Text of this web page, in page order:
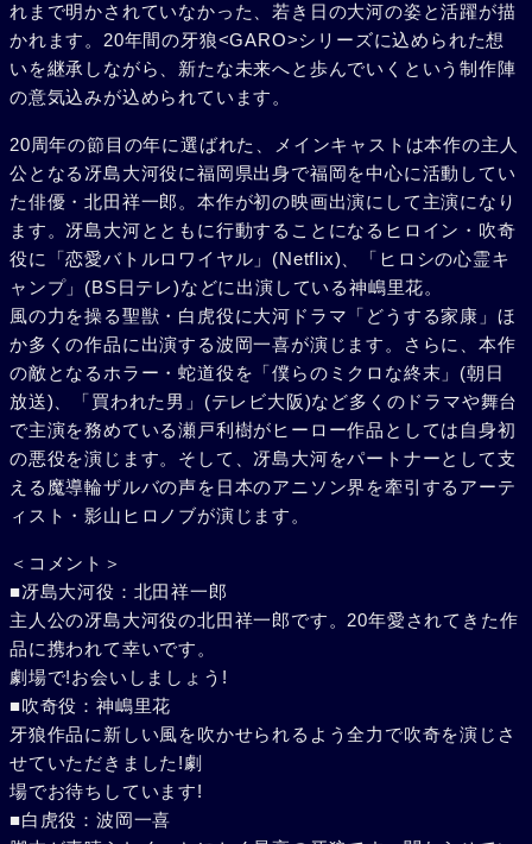
れまで明かされていなかった、若き日の大河の姿と活躍が描
かれます。20年間の牙狼<GARO>シリーズに込められた想
いを継承しながら、新たな未来へと歩んでいくという制作陣
の意気込みが込められています。
20周年の節目の年に選ばれた、メインキャストは本作の主人
公となる冴島大河役に福岡県出身で福岡を中心に活動してい
た俳優・北田祥一郎。本作が初の映画出演にして主演になり
ます。冴島大河とともに行動することになるヒロイン・吹奇
役に「恋愛バトルロワイヤル」(Netflix)、「ヒロシの心霊キ
ャンプ」(BS日テレ)などに出演している神嶋里花。
風の力を操る聖獣・白虎役に大河ドラマ「どうする家康」ほ
か多くの作品に出演する波岡一喜が演じます。さらに、本作
の敵となるホラー・蛇道役を「僕らのミクロな終末」(朝日
放送)、「買われた男」(テレビ大阪)など多くのドラマや舞台
で主演を務めている瀬戸利樹がヒーロー作品としては自身初
の悪役を演じます。そして、冴島大河をパートナーとして支
える魔導輪ザルバの声を日本のアニソン界を牽引するアーテ
ィスト・影山ヒロノブが演じます。
＜コメント＞
■冴島大河役：北田祥一郎
主人公の冴島大河役の北田祥一郎です。20年愛されてきた作
品に携われて幸いです。
劇場で!お会いしましょう!
■吹奇役：神嶋里花
牙狼作品に新しい風を吹かせられるよう全力で吹奇を演じさ
せていただきました!劇
場でお待ちしています!
■白虎役：波岡一喜